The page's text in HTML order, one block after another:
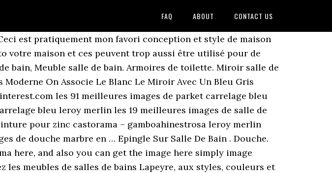
FAQ ABOUT CONTACT US
est pratiquement mon favori conception et style de maison
votre maison et ces peuvent trop aussi être utilisé pour de
bain, Meuble salle de bain. Armoires de toilette. Miroir salle de
On Associe Le Blanc Le Miroir Avec Un Bleu Gris
les 91 meilleures images de parket carrelage bleu
bleu leroy merlin les 19 meilleures images de salle de
pour zinc castorama – gamboahinestrosa leroy merlin
de douche marbre en … Epingle Sur Salle De Bain . Douche.
here, and also you can get the image here simply image
meubles de salles de bains Lapeyre, aux styles, couleurs et